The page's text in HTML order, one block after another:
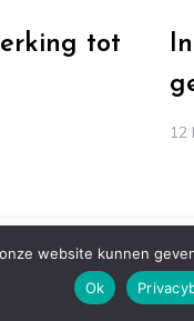
tot
12
RESERVED 2021 THEME:
website kunnen
Ok